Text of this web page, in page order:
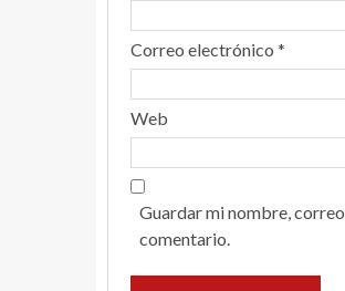
Correo electrónico *
Web
Guardar mi nombre,
comentario.